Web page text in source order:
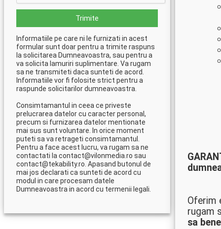
Trimite
Informatiile pe care ni le furnizati in acest
formular sunt doar pentru a trimite raspuns
la solicitarea Dumneavoastra, sau pentru a
va solicita lamuriri suplimentare. Va rugam
sa ne transmiteti daca sunteti de acord.
Informatiile vor fi folosite strict pentru a
raspunde solicitarilor dumneavoastra.
Consimtamantul in ceea ce priveste
prelucrarea datelor cu caracter personal,
precum si furnizarea datelor mentionate
mai sus sunt voluntare. In orice moment
puteti sa va retrageti consimtamantul.
Pentru a face acest lucru, va rugam sa ne
contactati la contact@vilonmedia.ro sau
contact@tekability.ro. Apasand butonul de
mai jos declarati ca sunteti de acord cu
modul in care procesam datele
Dumneavoastra in acord cu termenii legali.
Oferim
rugam
sa